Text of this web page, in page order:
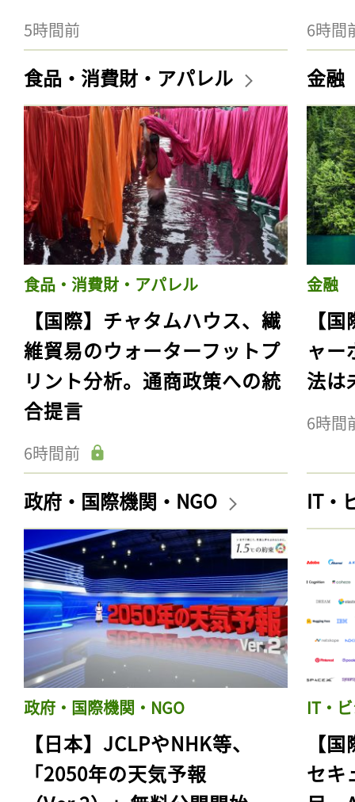
5時間前 6時間
食品・消費財・アパレル
食品・消費財・アパレル
【国際】チャタムハウス、繊
維貿易のウォーターフットプ
リント分析。通商政策への統
合提言
6時間前
金融
金融
【
ャー
法は
6時間
政府・国際機関・NGO
政府・国際機関・NGO
【日本】JCLPやNHK等、
「2050年の天気予報
IT・
IT・
【
セキ